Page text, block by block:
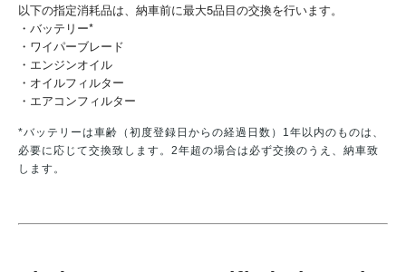
以下の指定消耗品は、納車前に最大5品目の交換を行います。
・バッテリー*
・ワイパーブレード
・エンジンオイル
・オイルフィルター
・エアコンフィルター
*バッテリーは車齢（初度登録日からの経過日数）1年以内のものは、
必要に応じて交換致します。2年超の場合は必ず交換のうえ、納車致
します。